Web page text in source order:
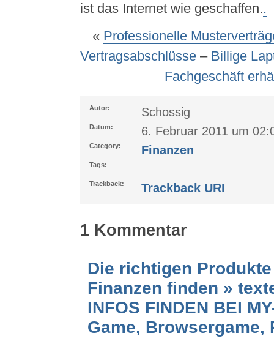
ist das Internet wie geschaffen..
« Professionelle
Vertragsabschlüsse– Billige
Fachgeschäft
Autor: Schossig
Datum: 6. Februar 2011 um
Category: Finanzen
Tags:
Trackback: Trackback URI
1 Kommentar
Die richtigen
Finanzen finden »
INFOS FINDEN BEI
Game, Browsergame,